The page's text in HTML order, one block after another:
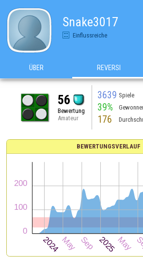
Snake3017
Einflussreiche
ÜBER REVERSI
56
Bewertung
Amateur
3639 Spiele
39%
176
BEWERTUNGSVERLAUF